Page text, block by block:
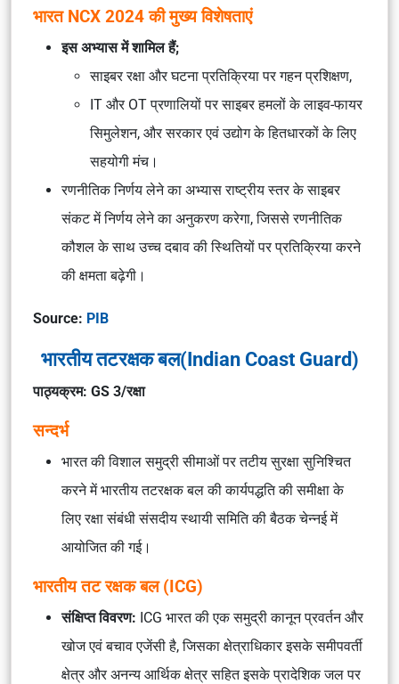
भारत NCX 2024 की मुख्य विशेषताएं
इस अभ्यास में शामिल हैं;
साइबर रक्षा और घटना प्रतिक्रिया पर गहन प्रशिक्षण,
IT और OT प्रणालियों पर साइबर हमलों के लाइव-फायर
सिमुलेशन, और सरकार एवं उद्योग के हितधारकों के लिए
सहयोगी मंच।
रणनीतिक निर्णय लेने का अभ्यास राष्ट्रीय स्तर के साइबर
संकट में निर्णय लेने का अनुकरण करेगा, जिससे रणनीतिक
कौशल के साथ उच्च दबाव की स्थितियों पर प्रतिक्रिया करने
की क्षमता बढ़ेगी।
Source: PIB
भारतीय तटरक्षक बल(Indian Coast Guard)
पाठ्यक्रम: GS 3/रक्षा
सन्दर्भ
भारत की विशाल समुद्री सीमाओं पर तटीय सुरक्षा सुनिश्चित
करने में भारतीय तटरक्षक बल की कार्यपद्धति की समीक्षा के
लिए रक्षा संबंधी संसदीय स्थायी समिति की बैठक चेन्नई में
आयोजित की गई।
भारतीय तट रक्षक बल (ICG)
संक्षिप्त विवरण: ICG भारत की एक समुद्री कानून प्रवर्तन और
खोज एवं बचाव एजेंसी है, जिसका क्षेत्राधिकार इसके समीपवर्ती
क्षेत्र और अनन्य आर्थिक क्षेत्र सहित इसके प्रादेशिक जल पर